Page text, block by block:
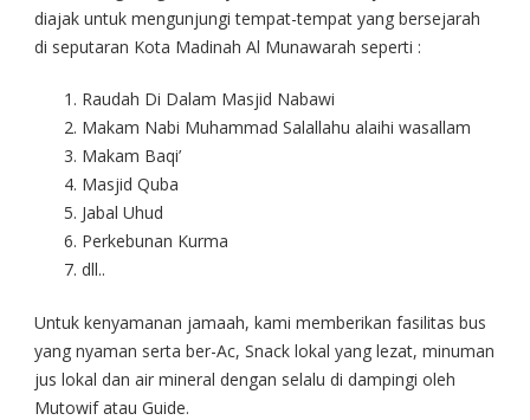
diajak untuk mengunjungi tempat-tempat yang bersejarah
di seputaran Kota Madinah Al Munawarah seperti :
Raudah Di Dalam Masjid Nabawi
Makam Nabi Muhammad Salallahu alaihi wasallam
Makam Baqi’
Masjid Quba
Jabal Uhud
Perkebunan Kurma
dll..
Untuk kenyamanan jamaah, kami memberikan fasilitas bus
yang nyaman serta ber-Ac, Snack lokal yang lezat, minuman
jus lokal dan air mineral dengan selalu di dampingi oleh
Mutowif atau Guide.